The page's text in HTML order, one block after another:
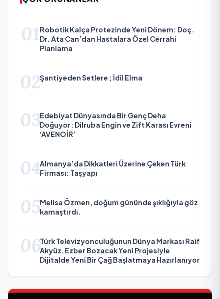
01 Robotik Kalça Protezinde Yeni Dönem: Doç.
Dr. Ata Can’dan Hastalara Özel Cerrahi
Planlama
02Şantiyeden Setlere ; İdil Elma
03Edebiyat Dünyasında Bir Genç Deha
Doğuyor: Dilruba Engin ve Zift Karası Evreni
‘AVENOİR’
04Almanya’da Dikkatleri Üzerine Çeken Türk
Firması: Taşyapı
05Melisa Özmen, doğum gününde şıklığıyla göz
kamaştırdı.
06Türk Televizyonculuğunun Dünya Markası Raif
Akyüz, Ezber Bozacak Yeni Projesiyle
Dijitalde Yeni Bir Çağ Başlatmaya Hazırlanıyor